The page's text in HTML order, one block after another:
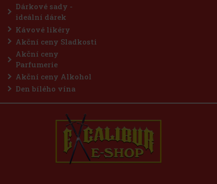
Dárkové sady -
ideální dárek
Kávové likéry
Akční ceny Sladkosti
Akční ceny
Parfumerie
Akční ceny Alkohol
Den bílého vína